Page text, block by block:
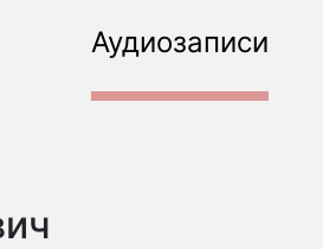
Аудиозаписи